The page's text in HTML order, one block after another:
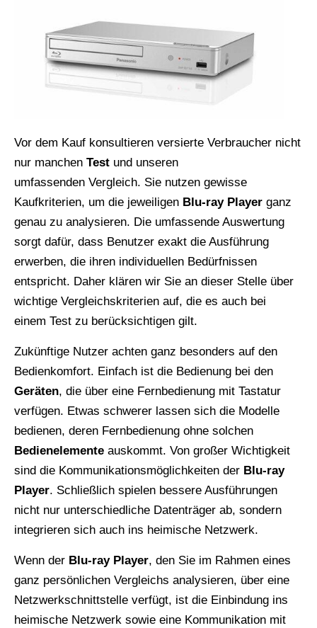
Vor dem Kauf konsultieren versierte Verbraucher nicht
nur manchen Test und unseren
umfassenden Vergleich. Sie nutzen gewisse
Kaufkriterien, um die jeweiligen Blu-ray Player ganz
genau zu analysieren. Die umfassende Auswertung
sorgt dafür, dass Benutzer exakt die Ausführung
erwerben, die ihren individuellen Bedürfnissen
entspricht. Daher klären wir Sie an dieser Stelle über
wichtige Vergleichskriterien auf, die es auch bei
einem Test zu berücksichtigen gilt.
Zukünftige Nutzer achten ganz besonders auf den
Bedienkomfort. Einfach ist die Bedienung bei den
Geräten, die über eine Fernbedienung mit Tastatur
verfügen. Etwas schwerer lassen sich die Modelle
bedienen, deren Fernbedienung ohne solchen
Bedienelemente auskommt. Von großer Wichtigkeit
sind die Kommunikationsmöglichkeiten der Blu-ray
Player. Schließlich spielen bessere Ausführungen
nicht nur unterschiedliche Datenträger ab, sondern
integrieren sich auch ins heimische Netzwerk.
Wenn der Blu-ray Player, den Sie im Rahmen eines
ganz persönlichen Vergleichs analysieren, über eine
Netzwerkschnittstelle verfügt, ist die Einbindung ins
heimische Netzwerk sowie eine Kommunikation mit